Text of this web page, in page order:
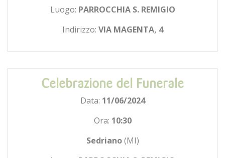
Luogo: PARROCCHIA S. REMIGIO
Indirizzo: VIA MAGENTA, 4
Celebrazione del Funerale
Data: 11/06/2024
Ora: 10:30
Sedriano(MI)